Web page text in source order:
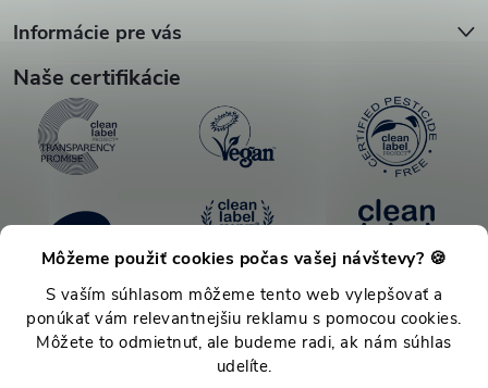
Môžeme použiť cookies počas vašej návštevy? 🍪
S vaším súhlasom môžeme tento web vylepšovať a
ponúkať vám relevantnejšiu reklamu s pomocou cookies.
Môžete to odmietnuť, ale budeme radi, ak nám súhlas
udelíte.
Informácie pre vás
Naše certifikácie